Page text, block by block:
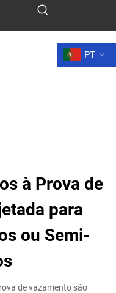
PT
à Prova de
para
ou Semi-
de vazamento são